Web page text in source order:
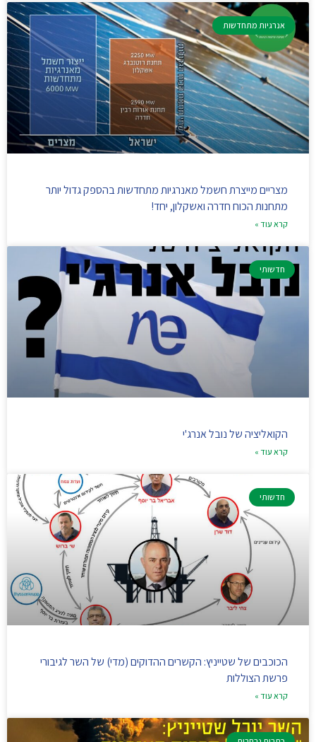
אנרגיות מתחדשות
מצריים מייצרת חשמל מאנרגיות מתחדשות בהספק גדול יותר
מתחנות הכוח חדרה ואשקלון, יחד!
קרא עוד »
חדשותי
הקואליציה של נובל אנרג'י
קרא עוד »
חדשותי
הכוכבים של שטייניץ: הקשרים ההדוקים (מדי) של השר לגיבורי
פרשת הצוללות
קרא עוד »